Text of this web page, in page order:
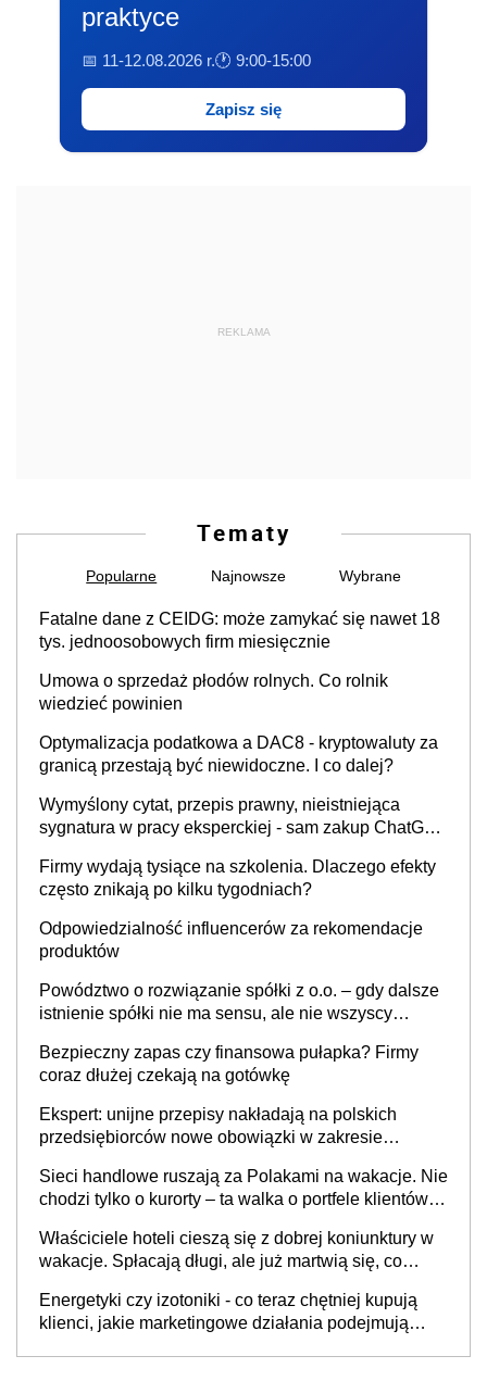
praktyce
📅 11-12.08.2026 r.🕐 9:00-15:00
Zapisz się
REKLAMA
Tematy
Popularne Najnowsze Wybrane
Fatalne dane z CEIDG: może zamykać się nawet 18
tys. jednoosobowych firm miesięcznie
Umowa o sprzedaż płodów rolnych. Co rolnik
wiedzieć powinien
Optymalizacja podatkowa a DAC8 - kryptowaluty za
granicą przestają być niewidoczne. I co dalej?
Wymyślony cytat, przepis prawny, nieistniejąca
sygnatura w pracy eksperckiej - sam zakup ChatGPT
Firmy wydają tysiące na szkolenia. Dlaczego efekty
często znikają po kilku tygodniach?
Odpowiedzialność influencerów za rekomendacje
produktów
Powództwo o rozwiązanie spółki z o.o. – gdy dalsze
istnienie spółki nie ma sensu, ale nie wszyscy
Bezpieczny zapas czy finansowa pułapka? Firmy
coraz dłużej czekają na gotówkę
Ekspert: unijne przepisy nakładają na polskich
przedsiębiorców nowe obowiązki w zakresie
Sieci handlowe ruszają za Polakami na wakacje. Nie
chodzi tylko o kurorty – ta walka o portfele klientów
cichu
Właściciele hoteli cieszą się z dobrej koniunktury w
wakacje. Spłacają długi, ale już martwią się, co
Energetyki czy izotoniki - co teraz chętniej kupują
klienci, jakie marketingowe działania podejmują